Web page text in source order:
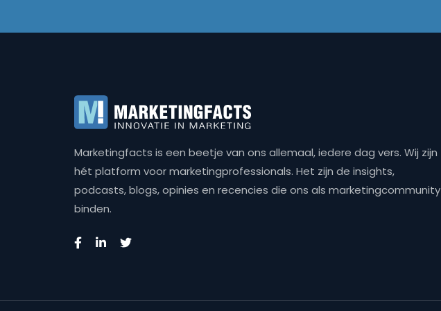
Marketingfacts is een beetje van ons allemaal, iedere dag vers. Wij zijn
hét platform voor marketingprofessionals. Het zijn de insights,
podcasts, blogs, opinies en recencies die ons als marketingcommunity
binden.